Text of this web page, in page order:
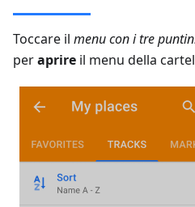
Toccare il menu con i tre
peraprire il menu della